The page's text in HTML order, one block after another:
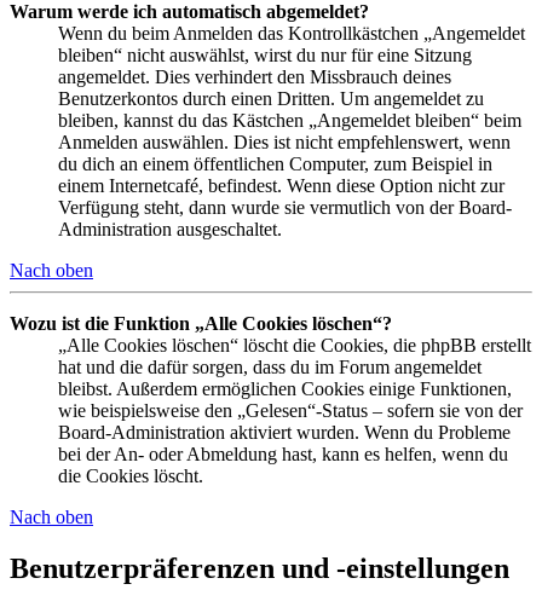
Warum werde ich automatisch abgemeldet?
Wenn du beim Anmelden das Kontrollkästchen „Angemeldet
bleiben“ nicht auswählst, wirst du nur für eine Sitzung
angemeldet. Dies verhindert den Missbrauch deines
Benutzerkontos durch einen Dritten. Um angemeldet zu
bleiben, kannst du das Kästchen „Angemeldet bleiben“ beim
Anmelden auswählen. Dies ist nicht empfehlenswert, wenn
du dich an einem öffentlichen Computer, zum Beispiel in
einem Internetcafé, befindest. Wenn diese Option nicht zur
Verfügung steht, dann wurde sie vermutlich von der Board-
Administration ausgeschaltet.
Nach oben
Wozu ist die Funktion „Alle Cookies löschen“?
„Alle Cookies löschen“ löscht die Cookies, die phpBB erstellt
hat und die dafür sorgen, dass du im Forum angemeldet
bleibst. Außerdem ermöglichen Cookies einige Funktionen,
wie beispielsweise den „Gelesen“-Status – sofern sie von der
Board-Administration aktiviert wurden. Wenn du Probleme
bei der An- oder Abmeldung hast, kann es helfen, wenn du
die Cookies löscht.
Nach oben
Benutzerpräferenzen und -einstellungen